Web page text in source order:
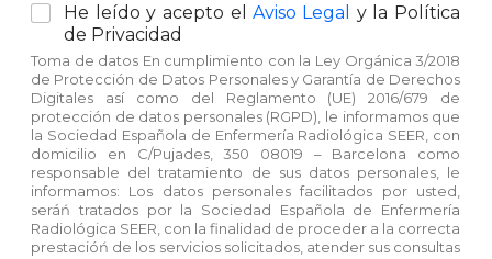
ó
i
c
o
*
o
m
e
n
s
a
j
e
e
e
c
t
r
ó
n
i
c
o
m
C
s
i
l
l
a
s
d
e
v
e
He leído y acepto elAviso Legal
y la Política
de Privacidad
Toma de datos En cumplimiento con la Ley Orgánica 3/2018
de Protección de Datos Personales y Garantía de Derechos
Digitales así como del Reglamento (UE) 2016/679 de
protección de datos personales (RGPD), le informamos que
la Sociedad Española de Enfermería Radiológica SEER, con
domicilio en C/Pujades, 350 08019 – Barcelona como
responsable del tratamiento de sus datos personales, le
informamos: Los datos personales facilitados por usted,
seráń tratados por la Sociedad Española de Enfermería
Radiológica SEER, con la finalidad de proceder a la correcta
prestacióń de los servicios solicitados, atender sus consultas